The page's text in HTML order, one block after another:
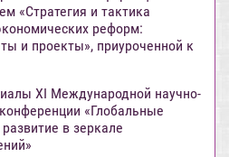
«Стратегия и тактика
реформ:
и проекты», приуроченной к
XI Международной научно-
«Глобальные
в зеркале